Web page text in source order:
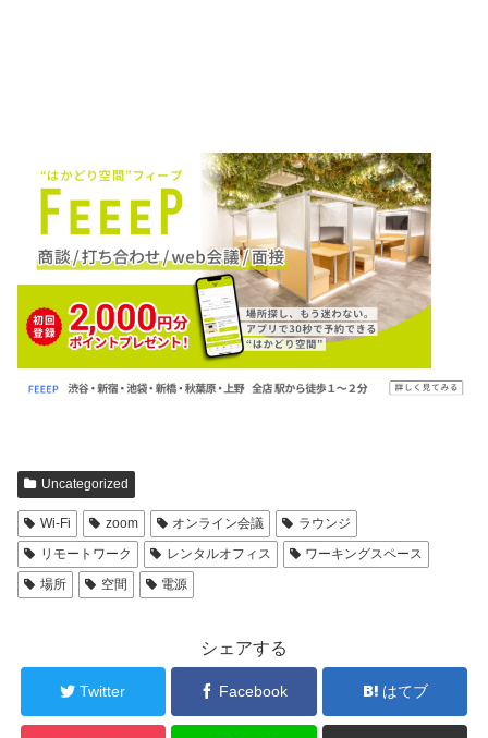
Uncategorized
Wi-Fi zoom オンライン会議
ラウンジ
リモートワーク
レンタルオフィス
ワーキングスペース
場所
空間 電源
シェアする
Twitter Facebook はてブ